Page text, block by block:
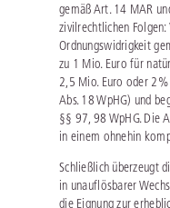
gemäß Art. 14 MAR
zivilrechtlichen
Ordnungswidrigkeit
zu 1 Mio. Euro für
2,5 Mio. Euro oder
Abs. 18 WpHG) und
§§ 97, 98 WpHG. Die
in einem ohnehin
Schließlich überzeugt
in unauflösbarer
die Eignung zur